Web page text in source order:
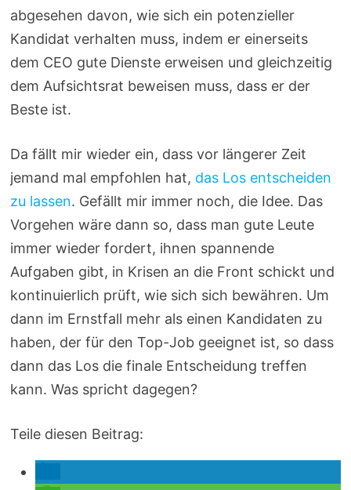
abgesehen davon, wie sich ein potenzieller
Kandidat verhalten muss, indem er einerseits
dem CEO gute Dienste erweisen und gleichzeitig
dem Aufsichtsrat beweisen muss, dass er der
Beste ist.
Da fällt mir wieder ein, dass vor längerer Zeit
jemand mal empfohlen hat, das Los entscheiden
zu lassen. Gefällt mir immer noch, die Idee. Das
Vorgehen wäre dann so, dass man gute Leute
immer wieder fordert, ihnen spannende
Aufgaben gibt, in Krisen an die Front schickt und
kontinuierlich prüft, wie sich sich bewähren. Um
dann im Ernstfall mehr als einen Kandidaten zu
haben, der für den Top-Job geeignet ist, so dass
dann das Los die finale Entscheidung treffen
kann. Was spricht dagegen?
Teile diesen Beitrag: